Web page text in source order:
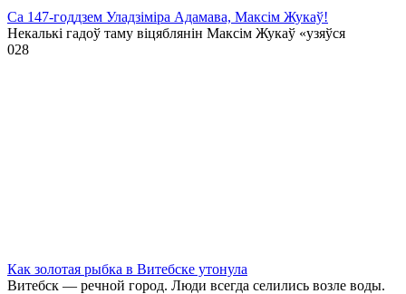
Са 147-годдзем Уладзіміра Адамава, Максім Жукаў!
Некалькі гадоў таму віцяблянін Максім Жукаў «узяўся
028
Как золотая рыбка в Витебске утонула
Витебск — речной город. Люди всегда селились возле воды.